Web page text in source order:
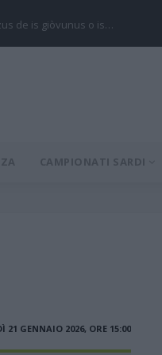
de is giòvunus o is…
CAMPIONATI SARDI
21 GENNAIO 2026, ORE 15:00